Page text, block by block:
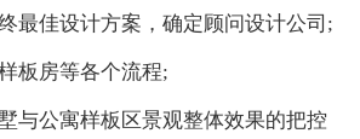
佳设计方案，确定顾问设计公司;
房等各个流程;
公寓样板区景观整体效果的把控